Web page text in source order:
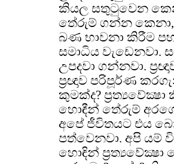
කියල සතුටුවෙන
තේරුම් ගන්න කෙනා,
බණ භාවනා කිරීම
සමාධිය වැඩෙනවා.
උපදවා ගන්නවා.
ප්‍රඥාව පරිපූර්ණ
කුමක්ද?
හොඳීන් තේරුම්
අපේ ජීවිතයට එය
පත්වෙනවා. අපි යම්
හොඳින්